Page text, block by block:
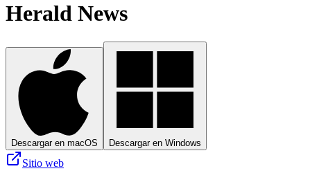
Herald News
Descargar en macOS Descargar en Windows
Sitio web